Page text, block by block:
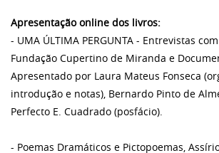
Apresentação online dos livros:
- UMA ÚLTIMA PERGUNTA - Entrevistas
Fundação Cupertino de Miranda e
Apresentado por Laura Mateus Fonseca
introdução e notas), Bernardo Pinto de
Perfecto E. Cuadrado (posfácio).
- Poemas Dramáticos e Pictopoemas,